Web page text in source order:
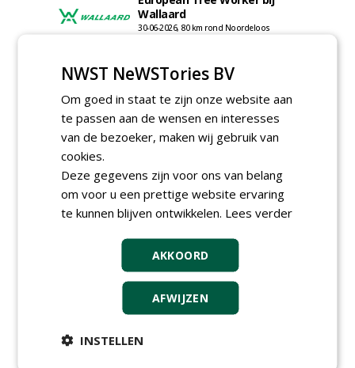
Wallaard
30-06-2026, 80 km rond Noordeloos
bij Wallaard
30-06-2026, 80 km rond Noordeloos
Werkvoorbereider
groenbeheer (32-40 uur per
week) bij SmitsRinsma
Ervaren werkvoorbereider
(32-40 uur) bij SmitsRinsma
24-06-2026, Zutphen
meer Groene Banen
NWST NeWSTories BV
Om goed in staat te zijn onze website aan
te passen aan de wensen en interesses
van de bezoeker, maken wij gebruik van
cookies.
Deze gegevens zijn voor ons van belang
om voor u een prettige website ervaring
te kunnen blijven ontwikkelen. Lees verder
AKKOORD
AFWIJZEN
INSTELLEN